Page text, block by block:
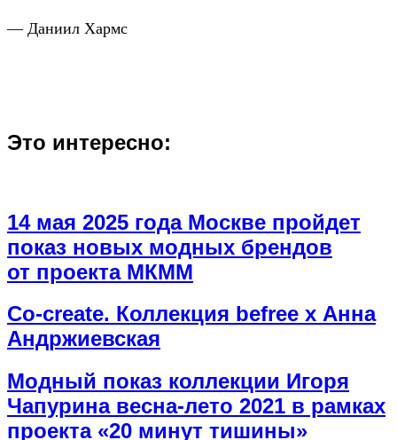
— Даниил Хармс
Это интересно:
14 мая 2025 года Москве пройдет
показ новых модных брендов
от проекта МКММ
Co-create. Коллекция befree х Анна
Андржиевская
Модный показ коллекции Игоря
Чапурина весна-лето 2021 в рамках
проекта «20 минут тишины»